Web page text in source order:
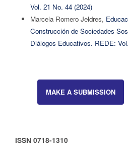
Vol. 21 No. 44 (2024)
Marcela Romero Jeldres,
Construcción de Sociedades
Diálogos Educativos. REDE:
MAKE A SUBMISSION
ISSN 0718-1310